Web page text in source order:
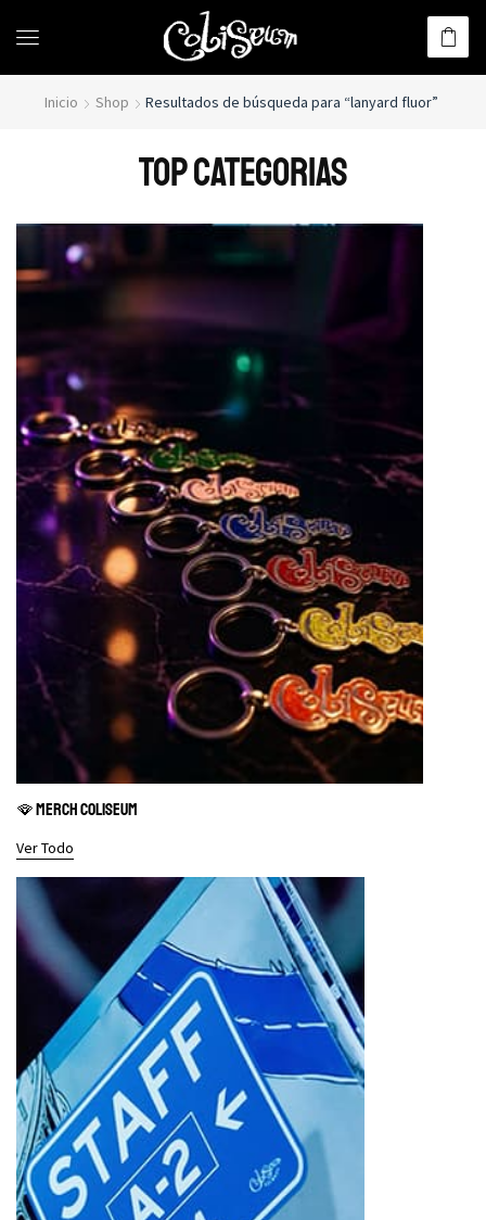
Inicio Shop Resultados de búsqueda para “lanyard fluor”
TOP CATEGORIAS
🪭 MERCH COLISEUM
Ver Todo